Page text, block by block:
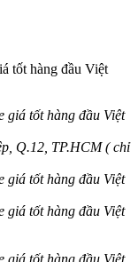
tốt hàng đầu Việt
Q.12, TP.HCM ( chỉ